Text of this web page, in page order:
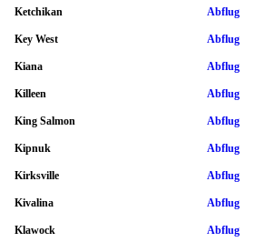
Ketchikan Abflug
Key West Abflug
Kiana Abflug
Killeen Abflug
King Salmon Abflug
Kipnuk Abflug
Kirksville Abflug
Kivalina Abflug
Klawock Abflug